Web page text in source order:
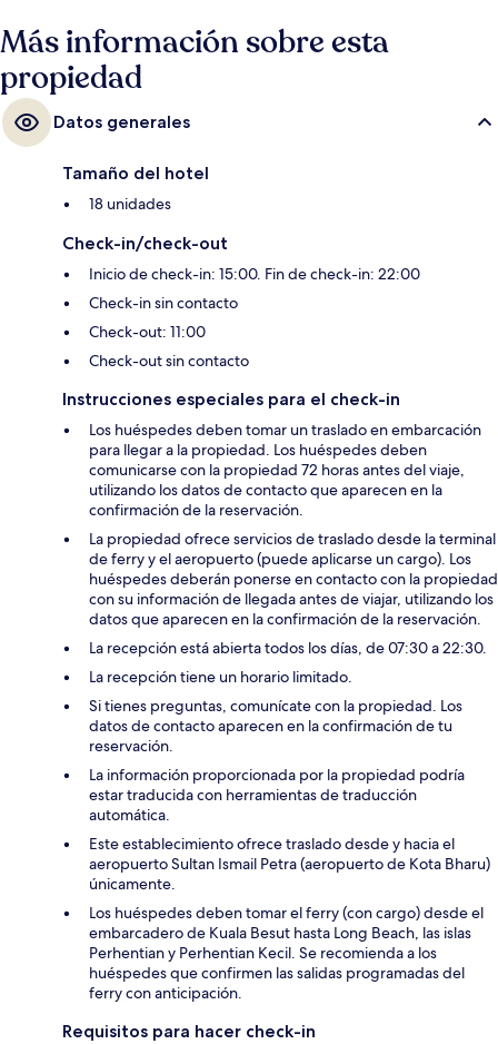
Más información sobre esta
propiedad
Datos generales
Tamaño del hotel
18 unidades
Check-in/check-out
Inicio de check-in: 15:00. Fin de check-in: 22:00
Check-in sin contacto
Check-out: 11:00
Check-out sin contacto
Instrucciones especiales para el check-in
Los huéspedes deben tomar un traslado en embarcación
para llegar a la propiedad. Los huéspedes deben
comunicarse con la propiedad 72 horas antes del viaje,
utilizando los datos de contacto que aparecen en la
confirmación de la reservación.
La propiedad ofrece servicios de traslado desde la terminal
de ferry y el aeropuerto (puede aplicarse un cargo). Los
huéspedes deberán ponerse en contacto con la propiedad
con su información de llegada antes de viajar, utilizando los
datos que aparecen en la confirmación de la reservación.
La recepción está abierta todos los días, de 07:30 a 22:30.
La recepción tiene un horario limitado.
Si tienes preguntas, comunícate con la propiedad. Los
datos de contacto aparecen en la confirmación de tu
reservación.
La información proporcionada por la propiedad podría
estar traducida con herramientas de traducción
automática.
Este establecimiento ofrece traslado desde y hacia el
aeropuerto Sultan Ismail Petra (aeropuerto de Kota Bharu)
únicamente.
Los huéspedes deben tomar el ferry (con cargo) desde el
embarcadero de Kuala Besut hasta Long Beach, las islas
Perhentian y Perhentian Kecil. Se recomienda a los
huéspedes que confirmen las salidas programadas del
ferry con anticipación.
Requisitos para hacer check-in